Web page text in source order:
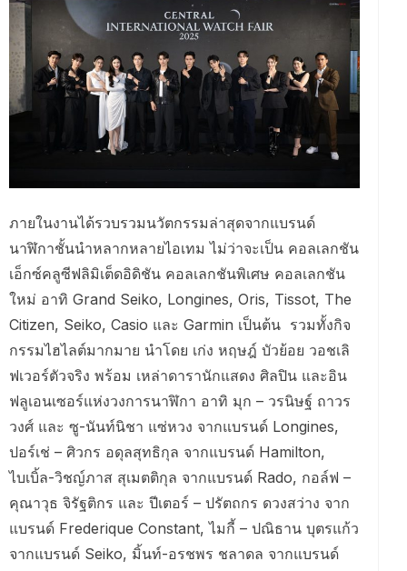
ภายในงานได้รวบรวมนวัตกรรมล่าสุดจากแบรนด์
นาฬิกาชั้นนำหลากหลายไอเทม ไม่ว่าจะเป็น คอลเลกชัน
เอ็กซ์คลูซีฟลิมิเต็ดอิดิชัน คอลเลกชันพิเศษ คอลเลกชัน
ใหม่ อาทิ Grand Seiko, Longines, Oris, Tissot, The
Citizen, Seiko, Casio และ Garmin เป็นต้น รวมทั้งกิจ
กรรมไฮไลต์มากมาย นำโดย เก่ง หฤษฎ์ บัวย้อย วอชเลิ
ฟเวอร์ตัวจริง พร้อม เหล่าดารานักแสดง ศิลปิน และอิน
ฟลูเอนเซอร์แห่งวงการนาฬิกา อาทิ มุก – วรนิษฐ์ ถาวร
วงศ์ และ ซู-นันท์นิชา แซ่หวง จากแบรนด์ Longines,
ปอร์เช่ – ศิวกร อดุลสุทธิกุล จากแบรนด์ Hamilton,
ไบเบิ้ล-วิชญ์ภาส สุเมตติกุล จากแบรนด์ Rado, กอล์ฟ –
คุณาวุธ จิรัฐติกร และ ปีเตอร์ – ปรัตถกร ดวงสว่าง จาก
แบรนด์ Frederique Constant, ไมกี้ – ปณิธาน บุตรแก้ว
จากแบรนด์ Seiko, มิ้นท์-อรชพร ชลาดล จากแบรนด์